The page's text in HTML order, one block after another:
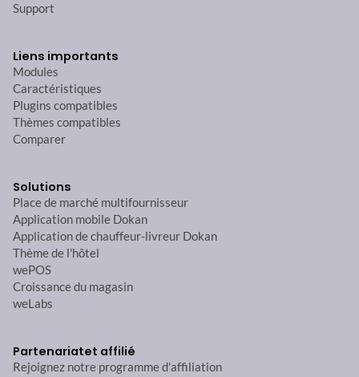
Support
Liens importants
Modules
Caractéristiques
Plugins compatibles
Thèmes compatibles
Comparer
Solutions
Place de marché multifournisseur
Application mobile Dokan
Application de chauffeur-livreur Dokan
Thème de l'hôtel
wePOS
Croissance du magasin
weLabs
Partenariatet affilié
Rejoignez notre programme d'affiliation